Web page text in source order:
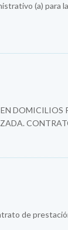
(a) para
DOMICILIOS
de